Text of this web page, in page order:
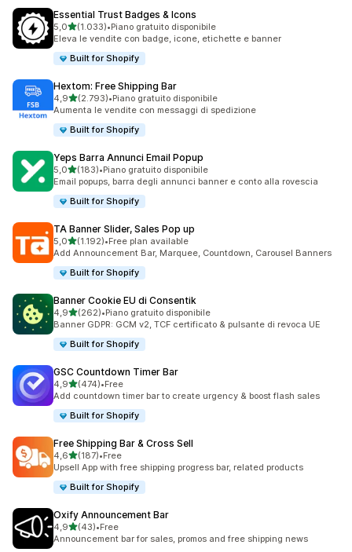
Essential Trust Badges & Icons
5,0stelle su 5
(1.033)
1033 recensioni totali
•Piano gratuito disponibile
Eleva le vendite con badge, icone, etichette e banner
Built for Shopify
Hextom: Free Shipping Bar
4,9stelle su 5
(2.793)
2793 recensioni totali
•Piano gratuito disponibile
Aumenta le vendite con messaggi di spedizione
Built for Shopify
Yeps Barra Annunci Email Popup
5,0stelle su 5
(183)
183 recensioni totali
•Piano gratuito disponibile
Email popups, barra degli annunci banner e conto alla rovescia
Built for Shopify
TA Banner Slider, Sales Pop up
5,0stelle su 5
(1.192)
1192 recensioni totali
•Free plan available
Add Announcement Bar, Marquee, Countdown, Carousel Banners
Built for Shopify
Banner Cookie EU di Consentik
4,9stelle su 5
(262)
262 recensioni totali
•Piano gratuito disponibile
Banner GDPR: GCM v2, TCF certificato & pulsante di revoca UE
Built for Shopify
GSC Countdown Timer Bar
4,9stelle su 5
(474)
474 recensioni totali
•Free
Add countdown timer bar to create urgency & boost flash sales
Built for Shopify
Free Shipping Bar & Cross Sell
4,6stelle su 5
(187)
187 recensioni totali
•Free
Upsell App with free shipping progress bar, related products
Built for Shopify
Oxify Announcement Bar
4,9stelle su 5
(43)
43 recensioni totali
•Free
Announcement bar for sales, promos and free shipping news